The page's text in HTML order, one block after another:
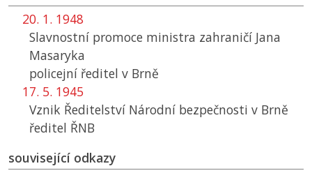
20. 1. 1948
Slavnostní promoce ministra zahraničí Jana
Masaryka
policejní ředitel v Brně
17. 5. 1945
Vznik Ředitelství Národní bezpečnosti v Brně
ředitel ŘNB
související odkazy